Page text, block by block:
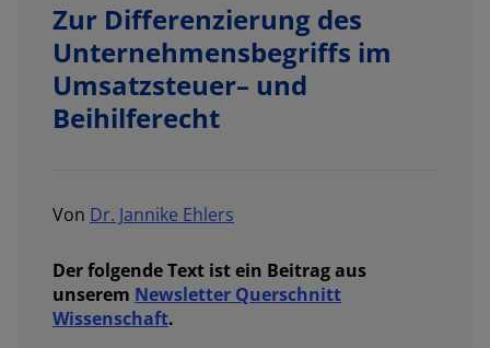
Zur Differenzierung des
Unternehmensbegriffs im
Umsatzsteuer– und
Beihilferecht
Von Dr. Jannike Ehlers
Der folgende Text ist ein Beitrag aus
unserem Newsletter Querschnitt
Wissenschaft.